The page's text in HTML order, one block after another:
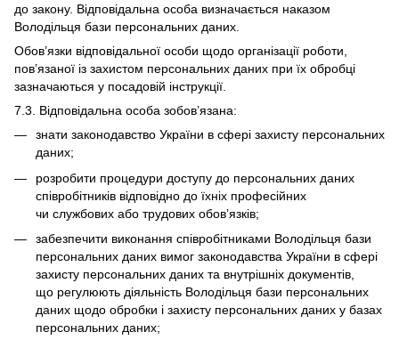
до закону. Відповідальна особа визначається наказом
Володільця бази персональних даних.
Обов’язки відповідальної особи щодо організації роботи,
пов’язаної із захистом персональних даних при їх обробці
зазначаються у посадовій інструкції.
7.3. Відповідальна особа зобов’язана:
знати законодавство України в сфері захисту персональних
даних;
розробити процедури доступу до персональних даних
співробітників відповідно до їхніх професійних
чи службових або трудових обов’язків;
забезпечити виконання співробітниками Володільця бази
персональних даних вимог законодавства України в сфері
захисту персональних даних та внутрішніх документів,
що регулюють діяльність Володільця бази персональних
даних щодо обробки і захисту персональних даних у базах
персональних даних;